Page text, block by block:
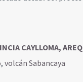
CAYLLOMA,
, volcán Sabancaya